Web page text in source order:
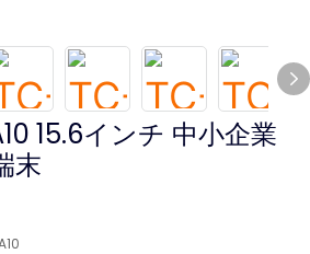
15.6インチ 中小企業
末